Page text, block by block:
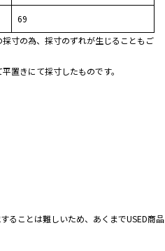
69
寸の為、採寸のずれが生じることもご
置きにて採寸したものです。
ることは難しいため、あくまでUSED商品